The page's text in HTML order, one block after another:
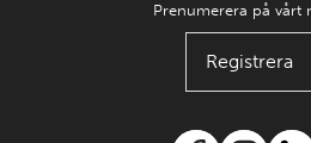
Prenumerera på vårt
Registrera